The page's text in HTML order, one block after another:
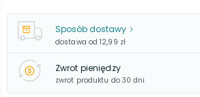
Sposób dostawy
dostawa od 12,99 zł
Zwrot pieniędzy
zwrot produktu do 30 dni